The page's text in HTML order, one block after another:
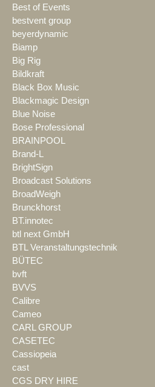
Best of Events
bestvent group
beyerdynamic
Biamp
Big Rig
Bildkraft
Black Box Music
Blackmagic Design
Blue Noise
Bose Professional
BRAINPOOL
Brand-L
BrightSign
Broadcast Solutions
BroadWeigh
Brunckhorst
BT.innotec
btl next GmbH
BTL Veranstaltungstechnik
BÜTEC
bvft
BVVS
Calibre
Cameo
CARL GROUP
CASETEC
Cassiopeia
cast
CGS DRY HIRE